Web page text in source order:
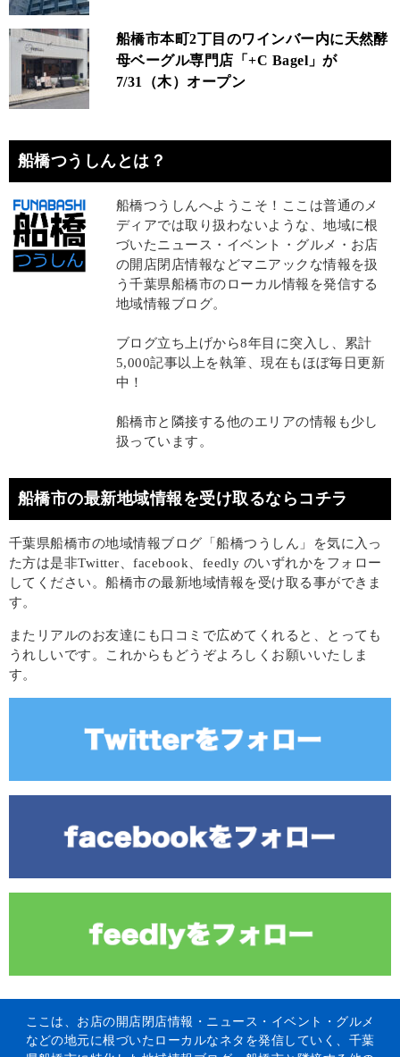
船橋市本町2丁目のワインバー内に天然酵
母ベーグル専門店「+C Bagel」が
7/31（木）オープン
船橋つうしんとは？
船橋つうしんへようこそ！ここは普通のメ
ディアでは取り扱わないような、地域に根
づいたニュース・イベント・グルメ・お店
の開店閉店情報などマニアックな情報を扱
う千葉県船橋市のローカル情報を発信する
地域情報ブログ。
ブログ立ち上げから8年目に突入し、累計
5,000記事以上を執筆、現在もほぼ毎日更新
中！
船橋市と隣接する他のエリアの情報も少し
扱っています。
船橋市の最新地域情報を受け取るならコチラ
千葉県船橋市の地域情報ブログ「船橋つうしん」を気に入っ
た方は是非Twitter、facebook、feedly のいずれかをフォロー
してください。船橋市の最新地域情報を受け取る事ができま
す。
またリアルのお友達にも口コミで広めてくれると、とっても
うれしいです。これからもどうぞよろしくお願いいたしま
す。
ここは、お店の開店閉店情報・ニュース・イベント・グルメ
などの地元に根づいたローカルなネタを発信していく、千葉